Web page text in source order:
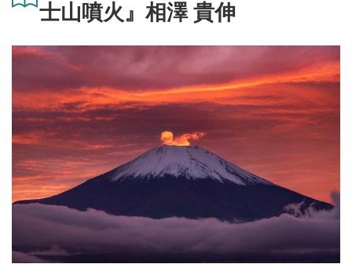
士山噴火』相澤 貴伸